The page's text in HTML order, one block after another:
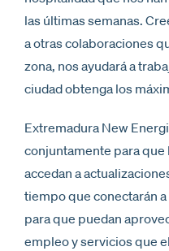
las últimas semanas.
a otras colaboraciones
zona, nos ayudará a
ciudad obtenga los
Extremadura New
conjuntamente para que
accedan a
tiempo que conectarán
para que puedan
empleo y servicios que